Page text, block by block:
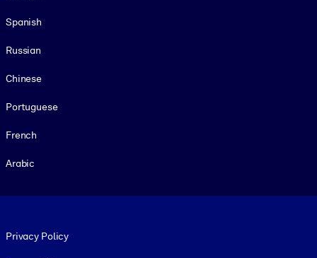
Spanish
Russian
Chinese
Portuguese
French
Arabic
Privacy Policy